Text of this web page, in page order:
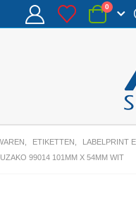
0
ETIKETTEN
LABELPRINT
99014 101MM X 54MM WIT